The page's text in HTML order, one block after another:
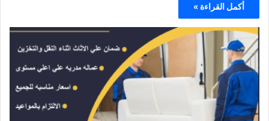
أكمل القراءة »